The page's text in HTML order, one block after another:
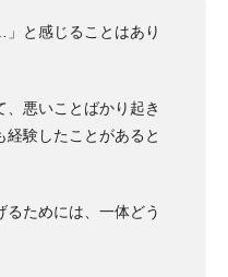
」と感じることはあり
悪いことばかり起き
経験したことがあると
るためには、一体どう